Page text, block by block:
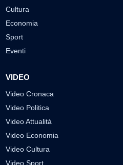
Cultura
Economia
Sport
Eventi
VIDEO
Video Cronaca
Video Politica
Video Attualità
Video Economia
Video Cultura
Video Sport